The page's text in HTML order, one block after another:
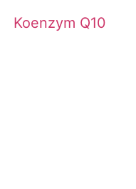
Koenzym Q10